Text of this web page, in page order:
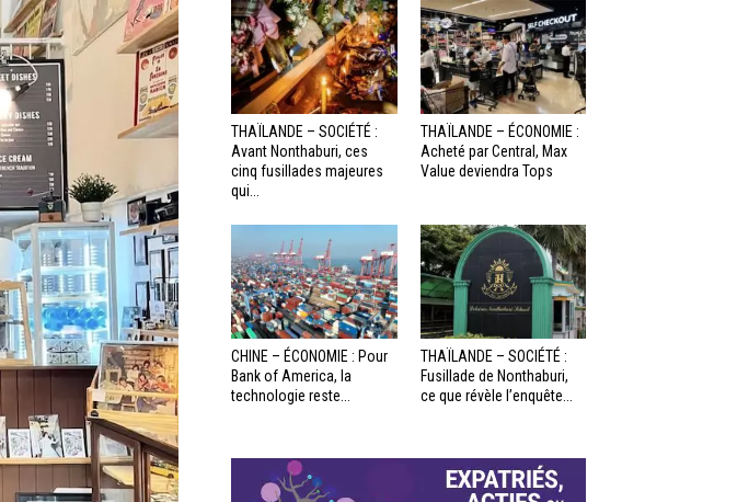
THAÏLANDE – SOCIÉTÉ :
Avant Nonthaburi, ces
cinq fusillades majeures
qui...
THAÏLANDE – ÉCONOMIE :
Acheté par Central, Max
Value deviendra Tops
CHINE – ÉCONOMIE : Pour
Bank of America, la
technologie reste...
THAÏLANDE – SOCIÉTÉ :
Fusillade de Nonthaburi,
ce que révèle l’enquête...